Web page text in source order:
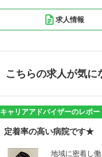
求人情報
こちらの求人が気に
キャリアアドバイザーのレポー
定着率の高い病院です★
地域に密着し